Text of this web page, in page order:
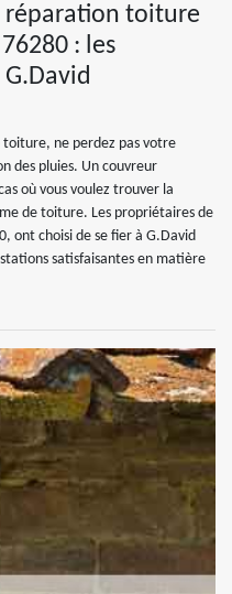
réparation toiture
: les
toiture, ne perdez pas votre
des pluies. Un couvreur
où vous voulez trouver la
de toiture. Les propriétaires de
ont choisi de se fier à G.David
satisfaisantes en matière